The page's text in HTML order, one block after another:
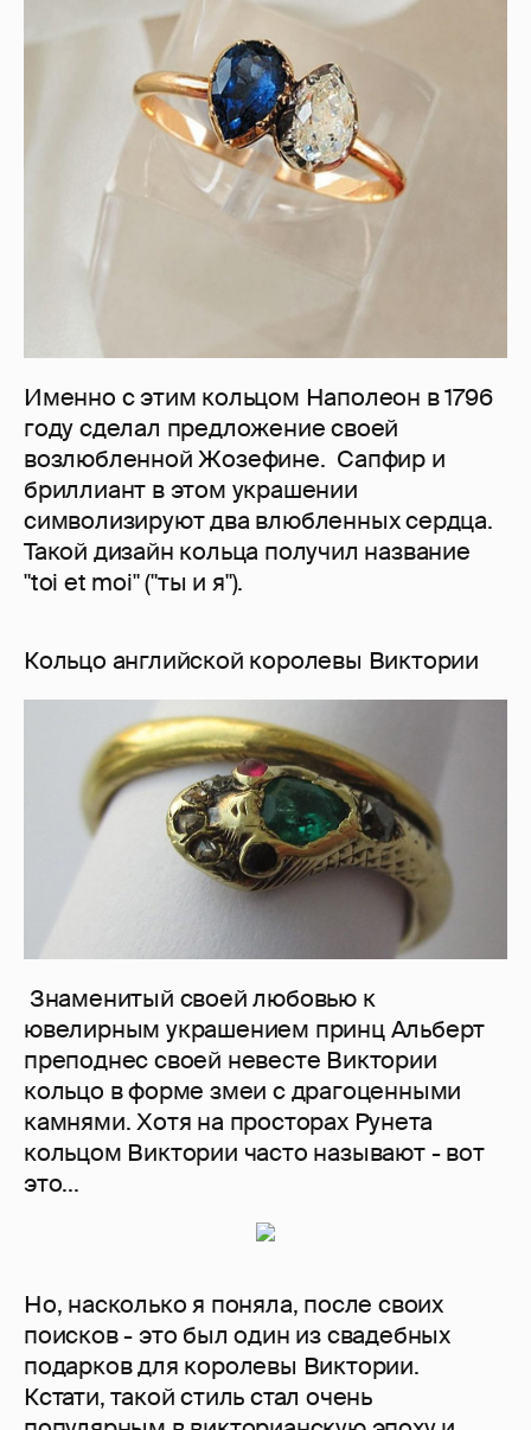
Именно с этим кольцом Наполеон в 1796
году сделал предложение своей
возлюбленной Жозефине. Сапфир и
бриллиант в этом украшении
символизируют два влюбленных сердца.
Такой дизайн кольца получил название
"toi et moi" ("ты и я").
Кольцо английской королевы Виктории
Знаменитый своей любовью к
ювелирным украшением принц Альберт
преподнес своей невесте Виктории
кольцо в форме змеи с драгоценными
камнями. Хотя на просторах Рунета
кольцом Виктории часто называют - вот
это...
Но, насколько я поняла, после своих
поисков - это был один из свадебных
подарков для королевы Виктории.
Кстати, такой стиль стал очень